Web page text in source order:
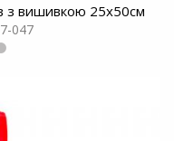
з вишивкою 25x50см
047